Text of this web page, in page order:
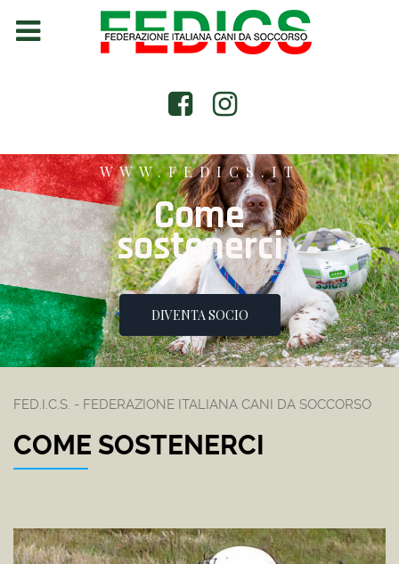
WWW.FEDICS.IT
Come
sostenerci
DIVENTA SOCIO
FED.I.C.S. - FEDERAZIONE ITALIANA CANI DA SOCCORSO
COME SOSTENERCI